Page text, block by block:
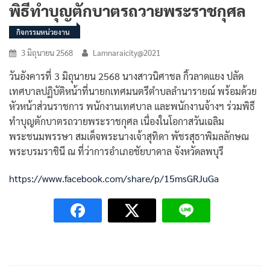
พิธีทำบุญตักบาตรถวายพระราชกุศล
กิจกรรมหน่วยงาน
3 มิถุนายน 2568 Lamnaraicity@2021
วันอังคารที่ 3 มิถุนายน 2568 นางสาวนิศาชล กิ้วลาดแยง ปลัด
เทศบาลปฏิบัติหน้าที่นายกเทศมนตรีตำบลลำนารายณ์ พร้อมด้วย
หัวหน้าส่วนราชการ พนักงานเทศบาล และพนักงานจ้างฯ ร่วมพิธี
ทำบุญตักบาตรถวายพระราชกุศล เนื่องในโอกาสวันเฉลิม
พระชนมพรรษา สมเด็จพระนางเจ้าสุทิดา พัชรสุธาพิมลลักษณ
พระบรมราชินี ณ ที่ว่าการอำเภอชัยบาดาล จังหวัดลพบุรี
https://www.facebook.com/share/p/15msGRJuGa